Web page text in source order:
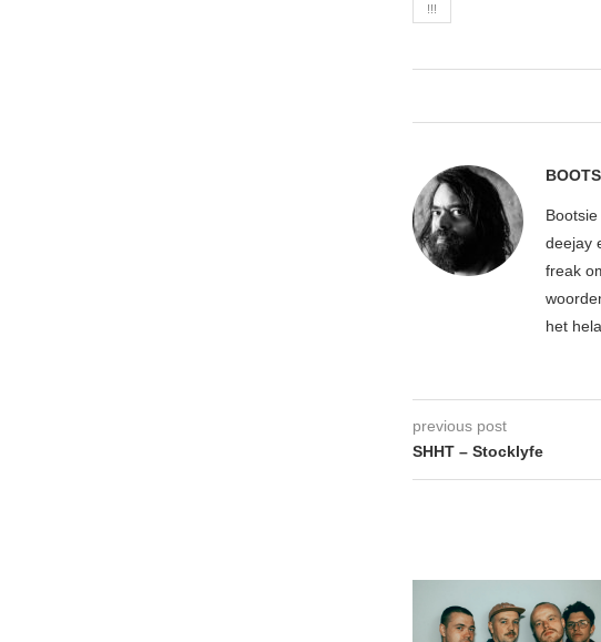
!!!
deejay
freak
het
previous post
SHHT – Stocklyfe